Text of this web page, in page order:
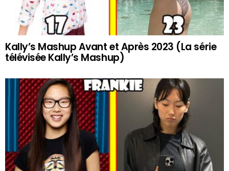
Kally’s Mashup Avant et Après 2023 (La série
télévisée Kally’s Mashup)